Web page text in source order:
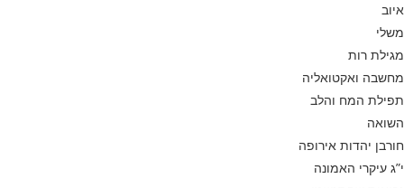
איוב
משלי
מגילת רות
מחשבה ואקטואליה
תפילת המח והלב
השואה
חורבן יהדות אירופה
י”ג עיקרי האמונה